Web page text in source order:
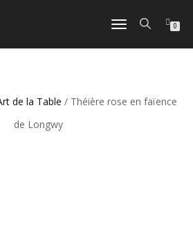
DÉPLIER
NAVIGATION
0
de la Table / Théière rose en faïence
de Longwy